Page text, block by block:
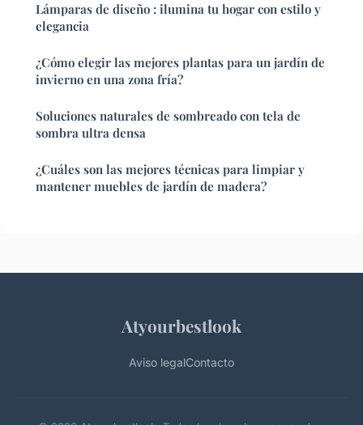
Lámparas de diseño : ilumina tu hogar con estilo y
elegancia
¿Cómo elegir las mejores plantas para un jardín de
invierno en una zona fría?
Soluciones naturales de sombreado con tela de
sombra ultra densa
¿Cuáles son las mejores técnicas para limpiar y
mantener muebles de jardín de madera?
Atyourbestlook
Aviso legalContacto